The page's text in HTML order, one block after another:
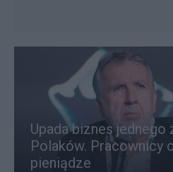
Upada biznes jednego
Polaków. Pracownicy
pieniądze